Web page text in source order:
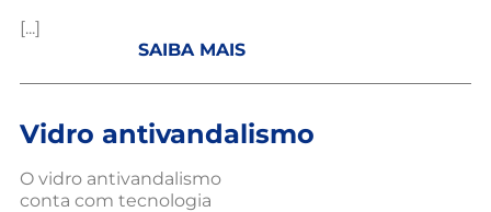
[...]
SAIBA MAIS
Vidro antivandalismo
O vidro antivandalismo
conta com tecnologia